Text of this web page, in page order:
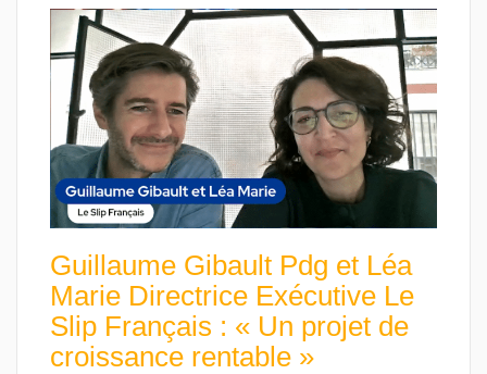
Guillaume Gibault Pdg et Léa
Marie Directrice Exécutive Le
Slip Français : « Un projet de
croissance rentable »